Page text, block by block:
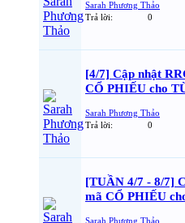
Sarah Phương Thảo
Trả lời:
0
[4/7] Cập nhật
CỔ PHIẾU cho
Sarah Phương Thảo
Trả lời:
0
[TUẦN 4/7 - 8/7]
mã CỔ PHIẾU
Sarah Phương Thảo